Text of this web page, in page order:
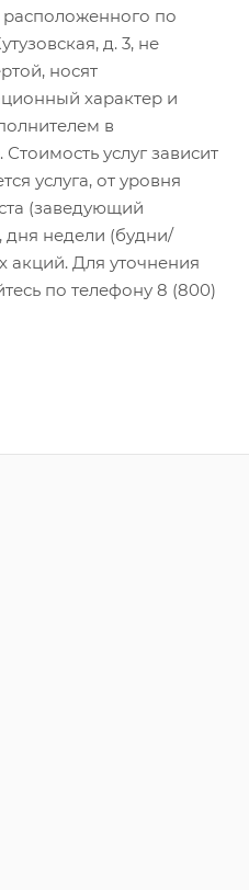
по
д. 3, не
носят
характер и
в
услуг зависит
услуга, от уровня
(заведующий
дня недели (будни/
Для уточнения
по телефону 8 (800)